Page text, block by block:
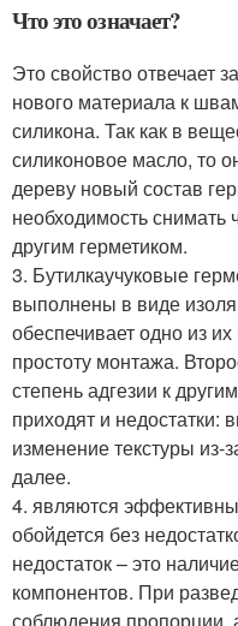
Что это означает?
Это свойство отвечает
нового материала к
силикона. Так как в
силиконовое масло, то
дереву новый состав
необходимость снимать
другим герметиком.
3. Бутилкаучуковые
выполнены в виде
обеспечивает одно из
простоту монтажа.
степень адгезии к
приходят и недостатки:
изменение текстуры из-
далее.
4. являются
обойдется без
недостаток – это
компонентов. При